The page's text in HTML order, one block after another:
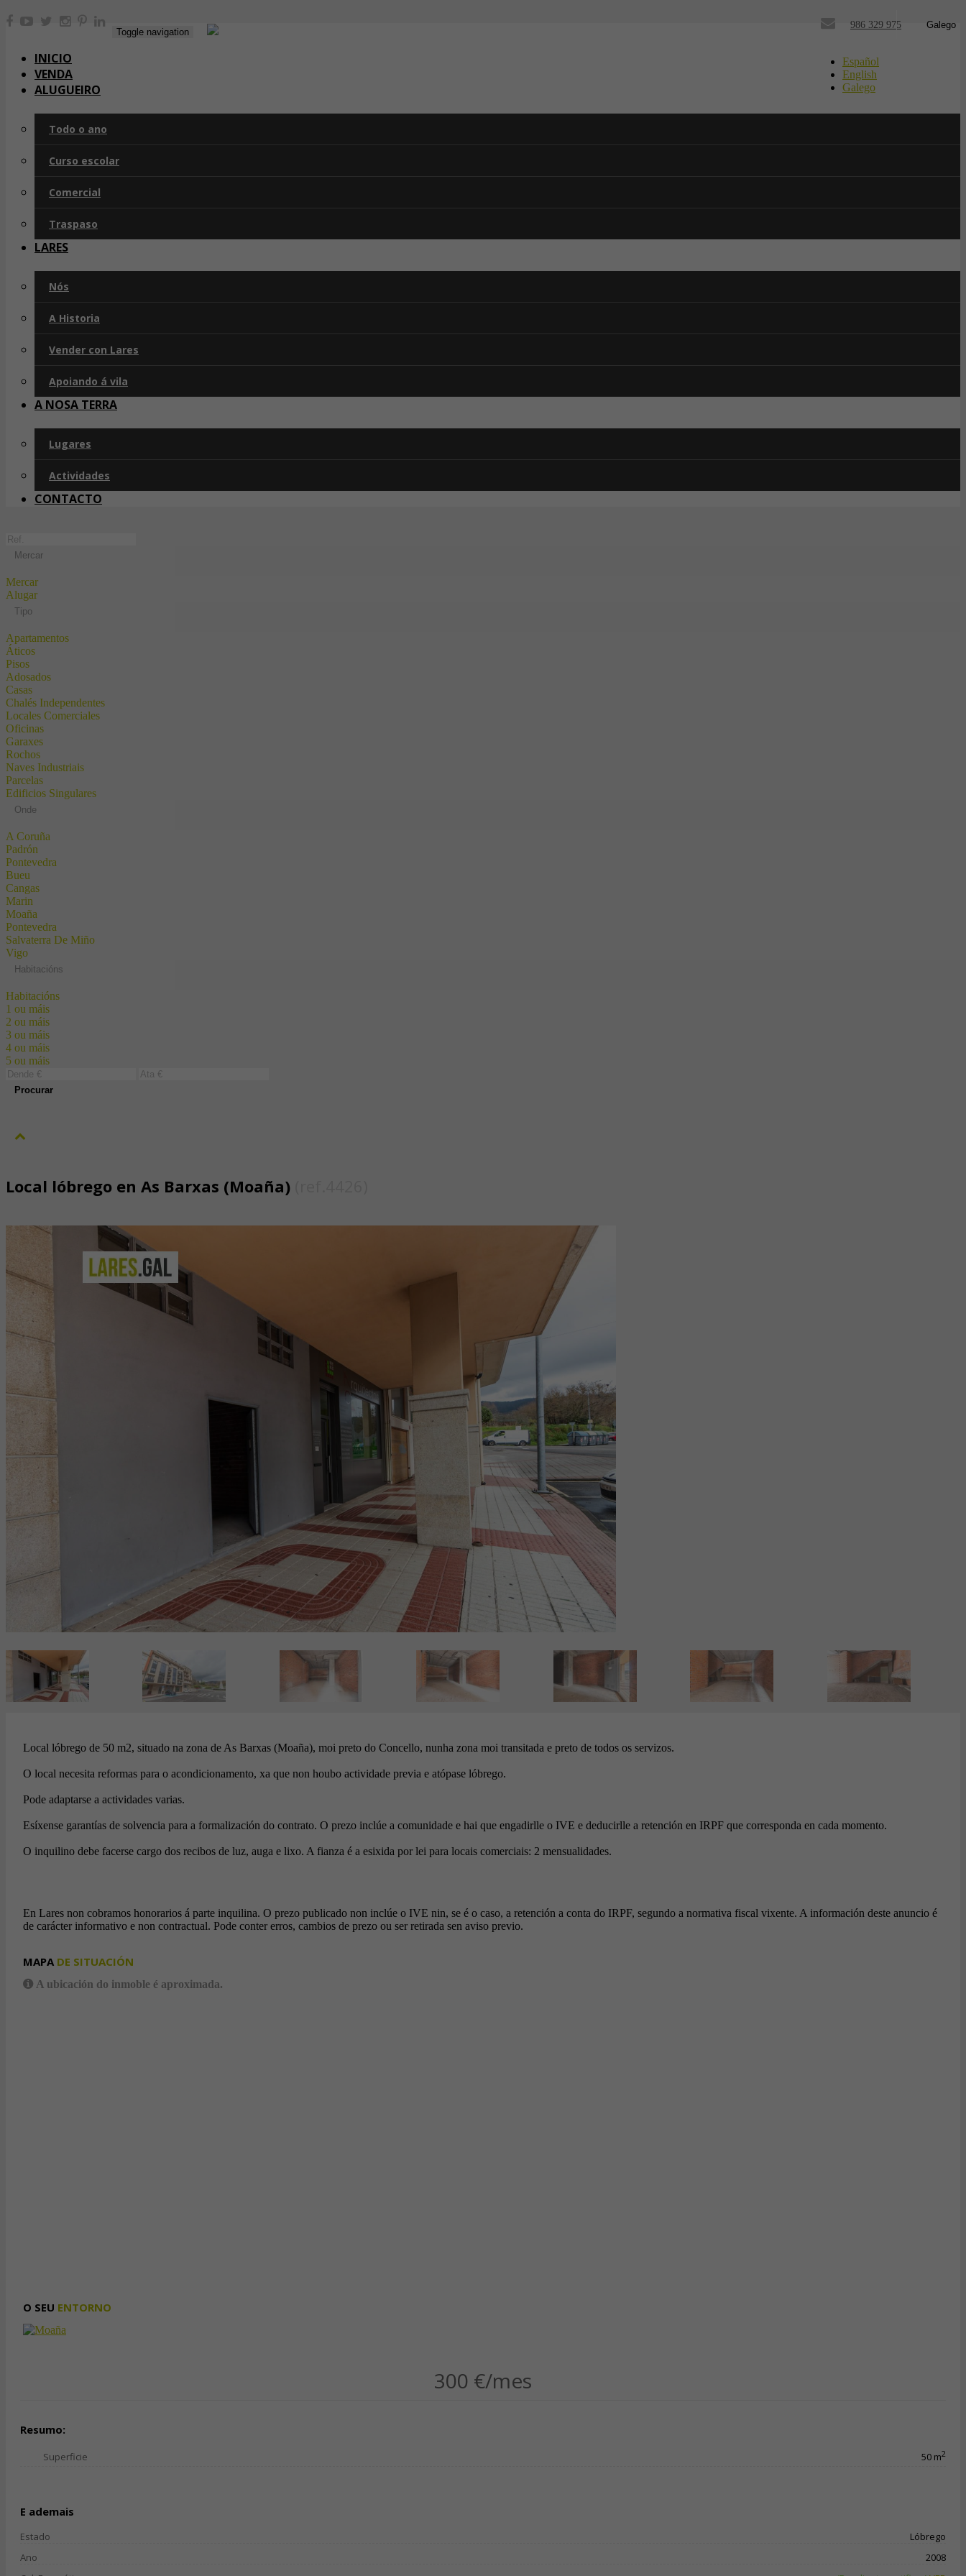
986 329 975 Galego
Español
English
Galego
Toggle navigation
INICIO
VENDA
ALUGUEIRO
Todo o ano
Curso escolar
Comercial
Traspaso
LARES
Nós
A Historia
Vender con Lares
Apoiando á vila
A NOSA TERRA
Lugares
Actividades
CONTACTO
Mercar
Mercar
Alugar
Tipo
Apartamentos
Áticos
Pisos
Adosados
Casas
Chalés Independentes
Locales Comerciales
Oficinas
Garaxes
Rochos
Naves Industriais
Parcelas
Edificios Singulares
Onde
A Coruña
Padrón
Pontevedra
Bueu
Cangas
Marin
Moaña
Pontevedra
Salvaterra De Miño
Vigo
Habitacións
Habitacións
1 ou máis
2 ou máis
3 ou máis
4 ou máis
5 ou máis
Procurar
Local lóbrego en As Barxas (Moaña)
Local lóbrego de 50 m2, situado na zona de As Barxas (Moaña), moi preto do Concello, nunha zona moi transitada e preto de todos os servizos.
O local necesita reformas para o acondicionamento, xa que non houbo actividade previa e atópase lóbrego.
Pode adaptarse a actividades varias.
Esíxense garantías de solvencia para a formalización do contrato. O prezo inclúe a comunidade e hai que engadirlle o IVE e deducirlle a retención en IRPF que corresponda en cada momento.
O inquilino debe facerse cargo dos recibos de luz, auga e lixo. A fianza é a esixida por lei para locais comerciais: 2 mensualidades.
En Lares non cobramos honorarios á parte inquilina. O prezo publicado non inclúe o IVE nin, se é o caso, a retención a conta do IRPF, segundo a normativa fiscal vixente. A información deste anuncio é
de carácter informativo e non contractual. Pode conter erros, cambios de prezo ou ser retirada sen aviso previo.
MAPA DE SITUACIÓN
A ubicación do inmoble é aproximada.
O SEU ENTORNO
300 €/mes
Resumo:
Superficie 50 m2
E ademais
Estado
Lóbrego
Ano
2008